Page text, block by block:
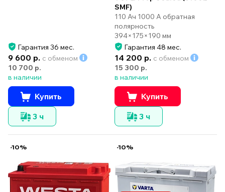
Гарантия 36 мес.
9 600 р. с обменом
10 700 р.
в наличии
Купить
3 ч
SMF)
110 Ач 1000 А обратная
полярность
394×175×190 мм
Гарантия 48 мес.
14 200 р. с обменом
15 300 р.
в наличии
Купить
3 ч
-10% -10%